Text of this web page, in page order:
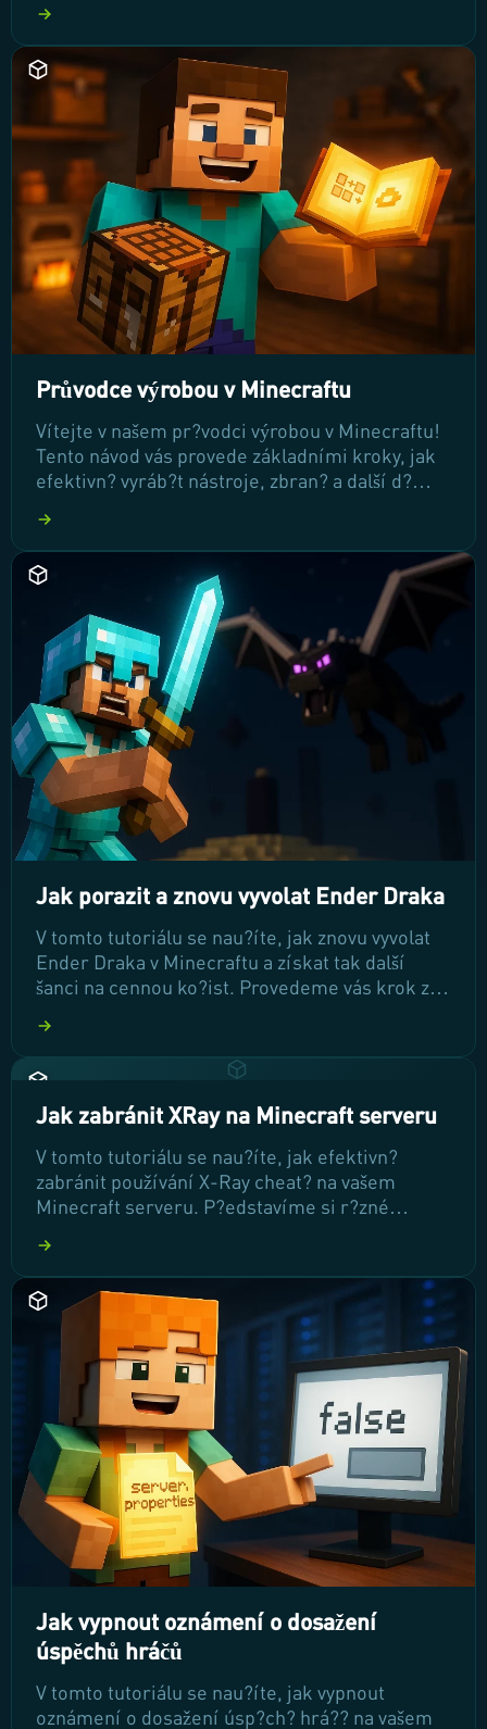
Pono?te se do tajemství o?arovacích stol? a
kovadel a objevte, jak získat ta nejlepší o?
arování pro vaše dobrodružství!
Průvodce výrobou v Minecraftu
Vítejte v našem pr?vodci výrobou v Minecraftu!
Tento návod vás provede základními kroky, jak
efektivn? vyráb?t nástroje, zbran? a další d?
užite?né tipy a triky, které vám pomohou zlepšit
vaše dovednosti a obohatit váš herní zážitek!
Jak porazit a znovu vyvolat Ender Draka
V tomto tutoriálu se nau?íte, jak znovu vyvolat
Ender Draka v Minecraftu a získat tak další
šanci na cennou ko?ist. Provedeme vás krok za
po výrobu End krystal? a samotné vyvolání
draka. P?ipravte se na vzrušující dobrodružství
v dimenzi End!
Jak zabránit XRay na Minecraft serveru
V tomto tutoriálu se nau?íte, jak efektivn?
zabránit používání X-Ray cheat? na vašem
Minecraft serveru. P?edstavíme si r?zné
které vám pomohou ochránit hratelnost a
zajistit spravedlivé prost?edí pro všechny hrá?
e. Poj?me se podívat na kroky, které m?žete
okamžit? implementovat!
Jak vypnout oznámení o dosažení
úspěchů hráčů
V tomto tutoriálu se nau?íte, jak vypnout
oznámení o dosažení úsp?ch? hrá?? na vašem